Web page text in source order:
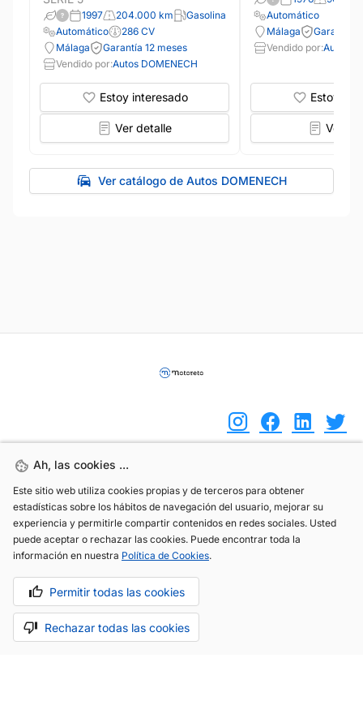
1997 204.000 km
Gasolina
Automático
286 CV
Málaga
Garantía 12 meses
Vendido por:Autos DOMENECH
Estoy interesado
Ver detalle
Automático
Málaga
Garantía
Vendido por:Autos
Estoy
Ver
Ver catálogo de Autos DOMENECH
Ah, las cookies ...
Este sitio web utiliza cookies propias y de terceros para obtener
estadísticas sobre los hábitos de navegación del usuario, mejorar su
experiencia y permitirle compartir contenidos en redes sociales. Usted
puede aceptar o rechazar las cookies. Puede encontrar toda la
información en nuestra Política de Cookies.
Permitir todas las cookies
Rechazar todas las cookies
Ah, las cookies ...
Este sitio web utiliza cookies propias y de terceros para obtener
estadísticas sobre los hábitos de navegación del usuario, mejorar su
experiencia y permitirle compartir contenidos en redes sociales. Usted
puede aceptar o rechazar las cookies. Puede encontrar toda la
información en nuestra Política de Cookies.
Permitir todas las cookies
Rechazar todas las cookies
info@motoreto.com
Aviso legal Política de cookies